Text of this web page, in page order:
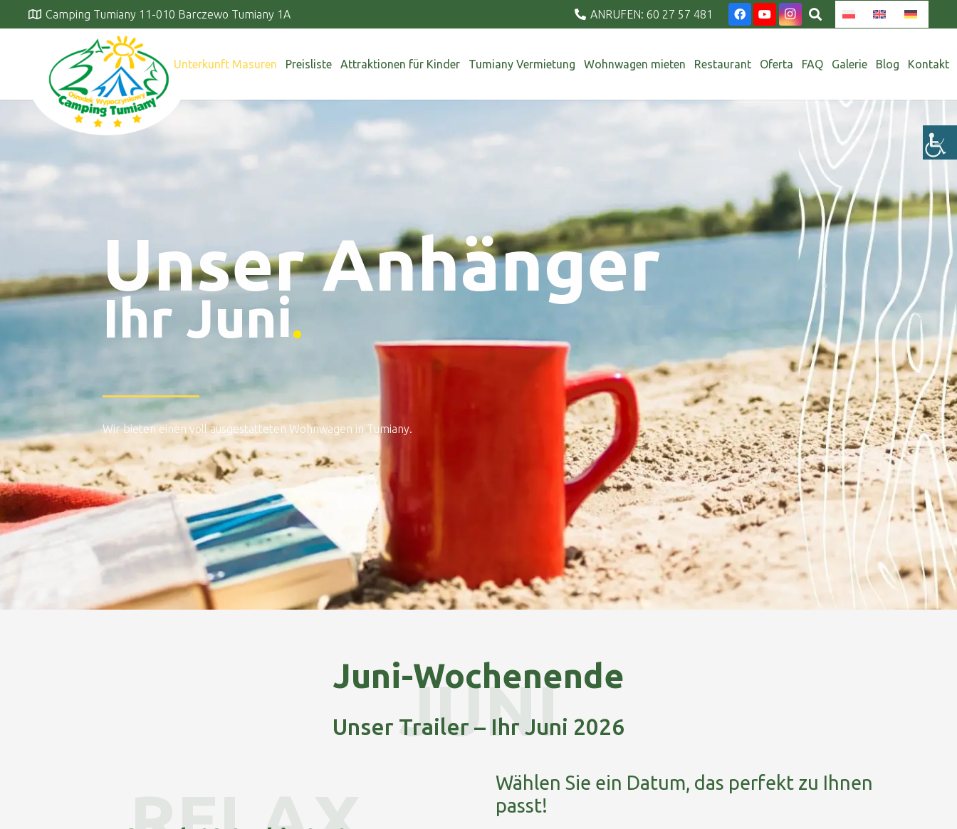
Camping Tumiany 11-010 Barczewo Tumiany 1A ANRUFEN: 60 27 57 481
Unterkunft Masuren Preisliste Attraktionen für Kinder Tumiany Vermietung Wohnwagen mieten Restaurant Oferta FAQ Galerie Blog Kontakt
Unser Anhänger
Ihr Juni.
Wir bieten einen voll ausgestatteten Wohnwagen in Tumiany.
Juni-Wochenende
Unser Trailer – Ihr Juni 2026
JUNI
Wählen Sie ein Datum, das perfekt zu Ihnen
passt!